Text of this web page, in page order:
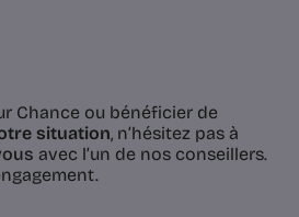
Chance ou bénéficier de
situation, n’hésitez pas à
avec l’un de nos conseillers.